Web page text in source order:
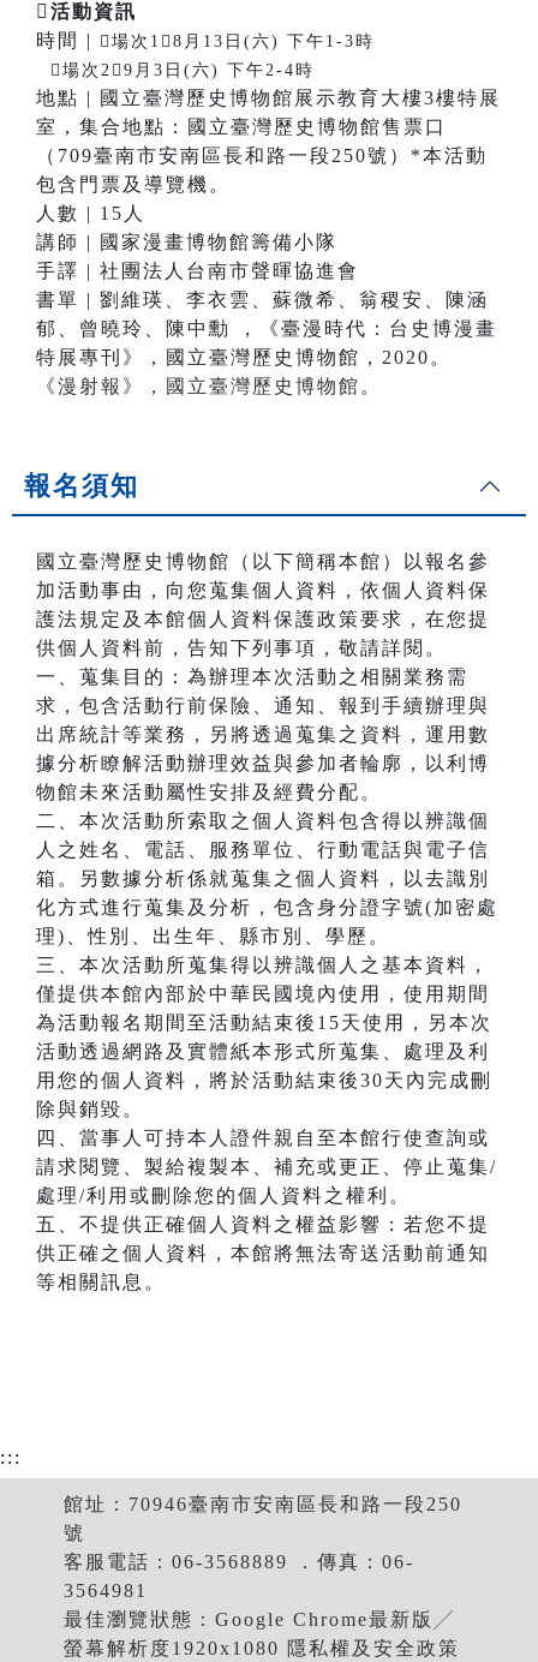
 活動資訊
時間 |
場次18月13日(六) 下午1-3時
場次29月3日(六) 下午2-4時
地點 | 國立臺灣歷史博物館展示教育大樓3樓特展
室，集合地點：國立臺灣歷史博物館售票口
（709臺南市安南區長和路一段250號）*本活動
包含門票及導覽機。
人數 | 15人
講師 | 國家漫畫博物館籌備小隊
手譯 | 社團法人台南市聲暉協進會
書單 | 劉維瑛、李衣雲、蘇微希、翁稷安、陳涵
郁、曾曉玲、陳中勳 ，《臺漫時代：台史博漫畫
特展專刊》，國立臺灣歷史博物館，2020。
《漫射報》，國立臺灣歷史博物館 。
報名須知
國立臺灣歷史博物館（以下簡稱本館）以報名參
加活動事由，向您蒐集個人資料，依個人資料保
護法規定及本館個人資料保護政策要求，在您提
供個人資料前，告知下列事項，敬請詳閱。
一、蒐集目的：為辦理本次活動之相關業務需
求，包含活動行前保險、通知、報到手續辦理與
出席統計等業務，另將透過蒐集之資料，運用數
據分析瞭解活動辦理效益與參加者輪廓，以利博
物館未來活動屬性安排及經費分配。
二、本次活動所索取之個人資料包含得以辨識個
人之姓名、電話、服務單位、行動電話與電子信
箱。另數據分析係就蒐集之個人資料，以去識別
化方式進行蒐集及分析，包含身分證字號(加密處
理)、性別、出生年、縣市別、學歷。
三、本次活動所蒐集得以辨識個人之基本資料，
僅提供本館內部於中華民國境內使用，使用期間
為活動報名期間至活動結束後15天使用，另本次
活動透過網路及實體紙本形式所蒐集、處理及利
用您的個人資料，將於活動結束後30天內完成刪
除與銷毀。
四、當事人可持本人證件親自至本館行使查詢或
請求閱覽、製給複製本、補充或更正、停止蒐集/
處理/利用或刪除您的個人資料之權利。
五、不提供正確個人資料之權益影響：若您不提
供正確之個人資料，本館將無法寄送活動前通知
等相關訊息。
:::
館址：70946臺南市安南區長和路一段250
號
客服電話：06-3568889 ．傳真：06-
3564981
最佳瀏覽狀態：Google Chrome最新版╱
螢幕解析度1920x1080 隱私權及安全政策